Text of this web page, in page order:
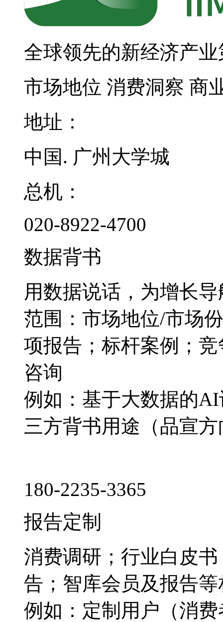
全球领先的新经济产
市场地位 消费洞察 商
地址：
中国. 广州大学城
总机：
020-8922-4700
数据背书
用数据说话，为增长导
范围：市场地位/市场
项报告；标杆案例；
咨询
例如：基于大数据的
三方背书用途（品宣
180-2235-3365
报告定制
消费调研；行业白皮
告；智库会员及报告
例如：定制用户（消